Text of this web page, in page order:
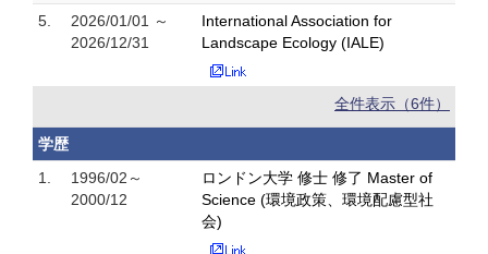
5.
2026/01/01 ～
2026/12/31
International Association for
Landscape Ecology (IALE)
全件表示（6件）
学歴
1.
1996/02～
2000/12
ロンドン大学 修士 修了 Master of
Science (環境政策、環境配慮型社
会)